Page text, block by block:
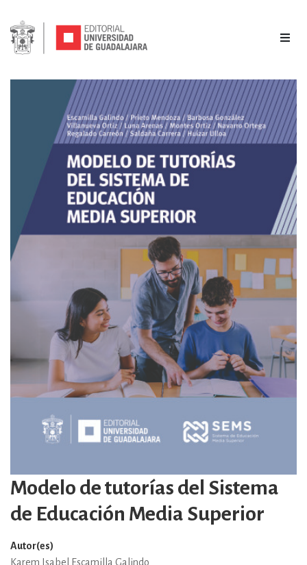
Modelo de tutorías del Sistema
de Educación Media Superior
Autor(es)
Karem Isabel Escamilla Galindo